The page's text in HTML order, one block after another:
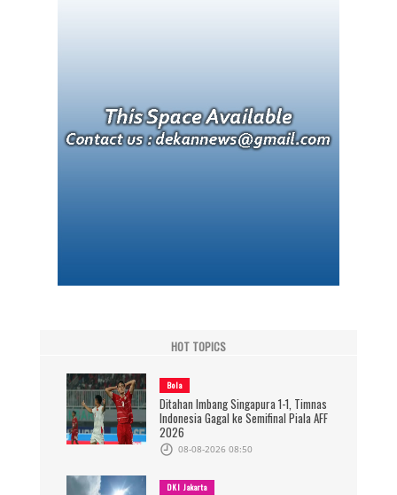
HOT TOPICS
Bola
Ditahan Imbang Singapura 1-1, Timnas
Indonesia Gagal ke Semifinal Piala AFF
2026
08-08-2026 08:50
DKI Jakarta